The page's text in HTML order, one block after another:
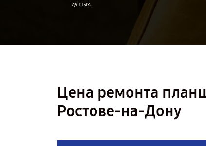
данных.
Цена ремонта
Ростове-на-Дону